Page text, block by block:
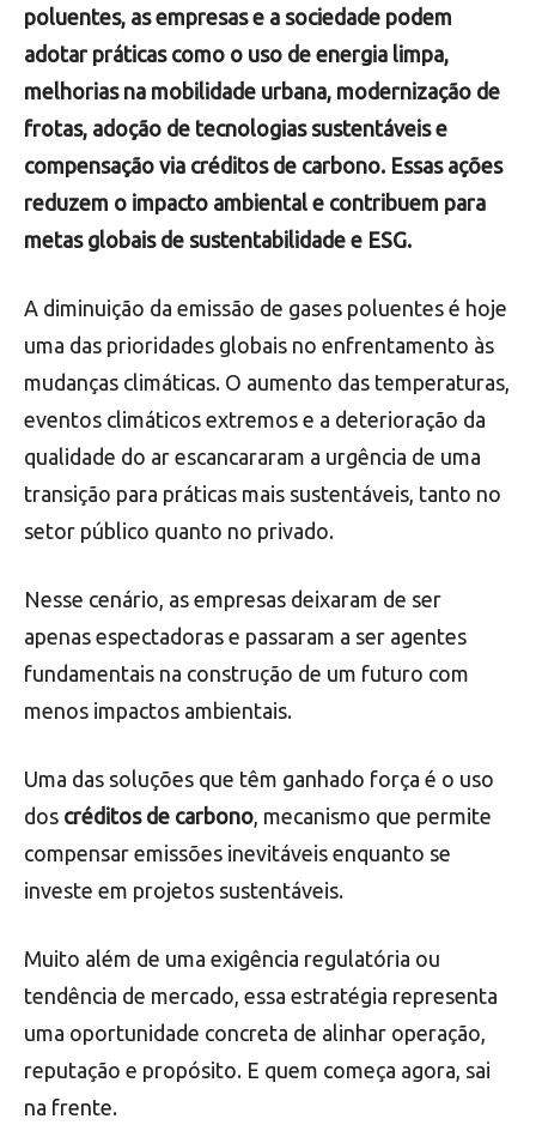
poluentes, as empresas e a sociedade podem
adotar práticas como o uso de energia limpa,
melhorias na mobilidade urbana, modernização de
frotas, adoção de tecnologias sustentáveis e
compensação via créditos de carbono. Essas ações
reduzem o impacto ambiental e contribuem para
metas globais de sustentabilidade e ESG.
A diminuição da emissão de gases poluentes é hoje
uma das prioridades globais no enfrentamento às
mudanças climáticas. O aumento das temperaturas,
eventos climáticos extremos e a deterioração da
qualidade do ar escancararam a urgência de uma
transição para práticas mais sustentáveis, tanto no
setor público quanto no privado.
Nesse cenário, as empresas deixaram de ser
apenas espectadoras e passaram a ser agentes
fundamentais na construção de um futuro com
menos impactos ambientais.
Uma das soluções que têm ganhado força é o uso
dos créditos de carbono, mecanismo que permite
compensar emissões inevitáveis enquanto se
investe em projetos sustentáveis.
Muito além de uma exigência regulatória ou
tendência de mercado, essa estratégia representa
uma oportunidade concreta de alinhar operação,
reputação e propósito. E quem começa agora, sai
na frente.